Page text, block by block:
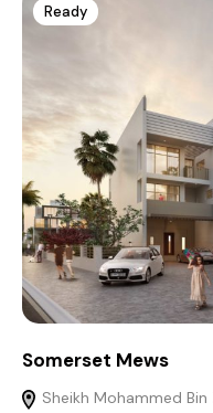
Ready
Somerset Mews
Sheikh Mohammed Bin